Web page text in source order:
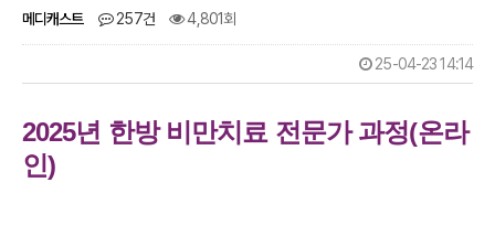
메디캐스트 257건 4,801회
25-04-23 14:14
2025년 한방 비만치료 전문가 과정(온라
인)